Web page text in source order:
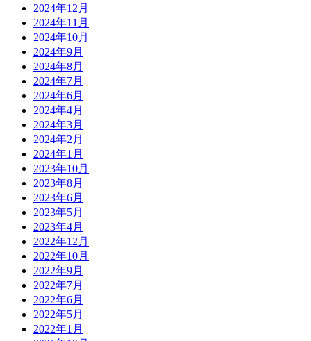
2024年12月
2024年11月
2024年10月
2024年9月
2024年8月
2024年7月
2024年6月
2024年4月
2024年3月
2024年2月
2024年1月
2023年10月
2023年8月
2023年6月
2023年5月
2023年4月
2022年12月
2022年10月
2022年9月
2022年7月
2022年6月
2022年5月
2022年1月